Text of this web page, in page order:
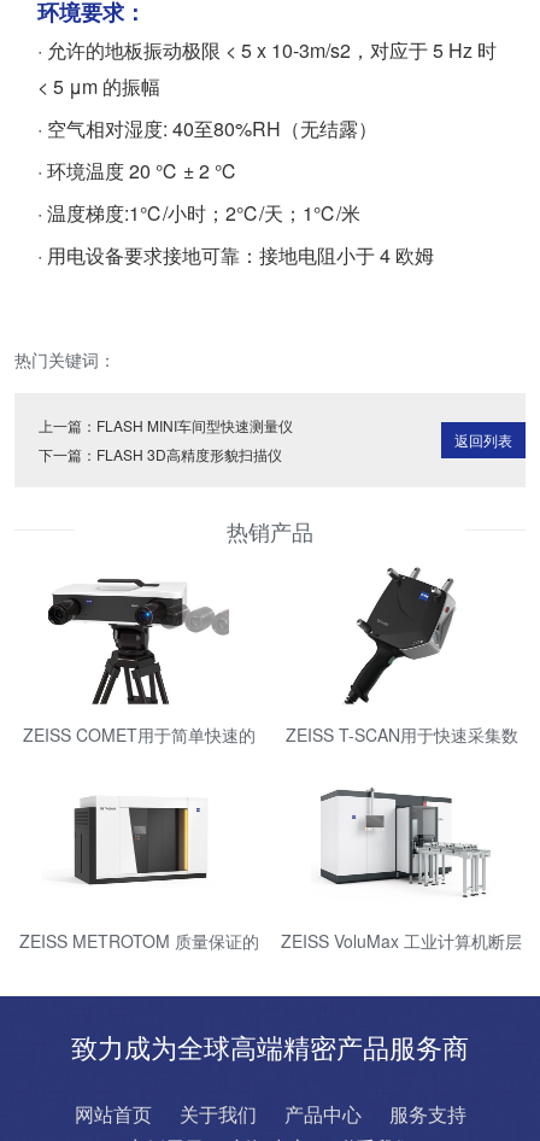
环境要求：
· 允许的地板振动极限 < 5 x 10-3m/s2，对应于 5 Hz 时
< 5 μm 的振幅
· 空气相对湿度: 40至80%RH（无结露）
· 环境温度 20 ℃ ± 2 ℃
· 温度梯度:1℃/小时；2℃/天；1℃/米
· 用电设备要求接地可靠：接地电阻小于 4 欧姆
热门关键词：
上一篇： FLASH MINI车间型快速测量仪
下一篇： FLASH 3D高精度形貌扫描仪
返回列表
热销产品
ZEISS COMET用于简单快速的
ZEISS T-SCAN用于快速采集数
ZEISS METROTOM 质量保证的
ZEISS VoluMax 工业计算机断层
致力成为全球高端精密产品服务商
网站首页 关于我们 产品中心
服务支持